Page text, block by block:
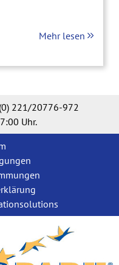
Mehr lesen
221/20776-972
Uhr.